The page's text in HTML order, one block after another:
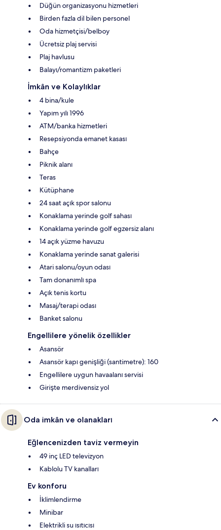
Düğün organizasyonu hizmetleri
Birden fazla dil bilen personel
Oda hizmetçisi/belboy
Ücretsiz plaj servisi
Plaj havlusu
Balayı/romantizm paketleri
İmkân ve Kolaylıklar
4 bina/kule
Yapım yılı 1996
ATM/banka hizmetleri
Resepsiyonda emanet kasası
Bahçe
Piknik alanı
Teras
Kütüphane
24 saat açık spor salonu
Konaklama yerinde golf sahası
Konaklama yerinde golf egzersiz alanı
14 açık yüzme havuzu
Konaklama yerinde sanat galerisi
Atari salonu/oyun odası
Tam donanımlı spa
Açık tenis kortu
Masaj/terapi odası
Banket salonu
Engellilere yönelik özellikler
Asansör
Asansör kapı genişliği (santimetre): 160
Engellilere uygun havaalanı servisi
Girişte merdivensiz yol
Oda imkân ve olanakları
Eğlencenizden taviz vermeyin
49 inç LED televizyon
Kablolu TV kanalları
Ev konforu
İklimlendirme
Minibar
Elektrikli su ısıtıcısı